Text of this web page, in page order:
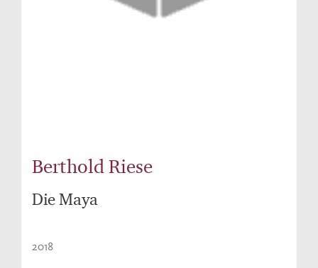
Berthold Riese
Die Maya
2018